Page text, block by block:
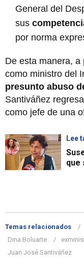
General del
sus
por norma
De esta manera,
como ministro del
presunto abuso
Santiváñez
como jefe de una
Lee
que
Temas relacionados
Dina Boluarte
Juan José Santiváñez